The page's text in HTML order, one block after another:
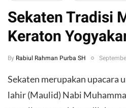
Sekaten Tradisi
Keraton
By Rabiul Rahman Purba SH
Sekaten merupakan upacara
lahir (Maulid) Nabi